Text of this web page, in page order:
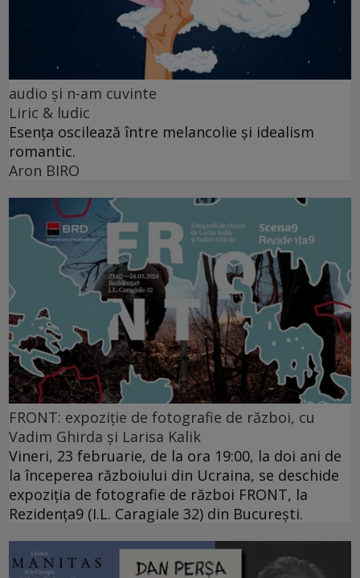
audio şi n-am cuvinte
Liric & ludic
Esența oscilează între melancolie și idealism
romantic.
Aron BIRO
FRONT: expoziție de fotografie de război, cu
Vadim Ghirda și Larisa Kalik
Vineri, 23 februarie, de la ora 19:00, la doi ani de
la începerea războiului din Ucraina, se deschide
expoziția de fotografie de război FRONT, la
Rezidența9 (I.L. Caragiale 32) din București.